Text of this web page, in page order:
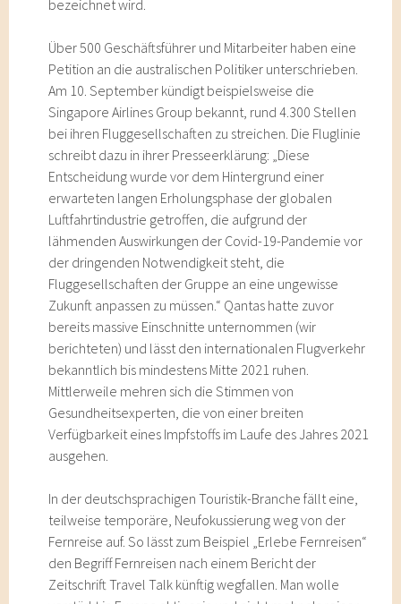
bezeichnet wird.
Über 500 Geschäftsführer und Mitarbeiter haben eine
Petition an die australischen Politiker unterschrieben.
Am 10. September kündigt beispielsweise die
Singapore Airlines Group bekannt, rund 4.300 Stellen
bei ihren Fluggesellschaften zu streichen. Die Fluglinie
schreibt dazu in ihrer Presseerklärung: „Diese
Entscheidung wurde vor dem Hintergrund einer
erwarteten langen Erholungsphase der globalen
Luftfahrtindustrie getroffen, die aufgrund der
lähmenden Auswirkungen der Covid-19-Pandemie vor
der dringenden Notwendigkeit steht, die
Fluggesellschaften der Gruppe an eine ungewisse
Zukunft anpassen zu müssen.“ Qantas hatte zuvor
bereits massive Einschnitte unternommen (wir
berichteten) und lässt den internationalen Flugverkehr
bekanntlich bis mindestens Mitte 2021 ruhen.
Mittlerweile mehren sich die Stimmen von
Gesundheitsexperten, die von einer breiten
Verfügbarkeit eines Impfstoffs im Laufe des Jahres 2021
ausgehen.
In der deutschsprachigen Touristik-Branche fällt eine,
teilweise temporäre, Neufokussierung weg von der
Fernreise auf. So lässt zum Beispiel „Erlebe Fernreisen“
den Begriff Fernreisen nach einem Bericht der
Zeitschrift Travel Talk künftig wegfallen. Man wolle